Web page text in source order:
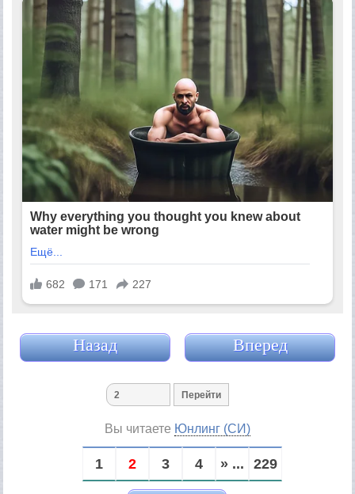
Назад Вперед
Вы читаете Юнлинг (СИ)
1 2 3 4 » ... 229